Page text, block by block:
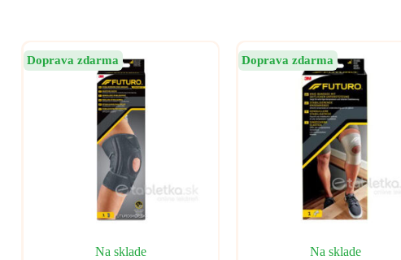
Doprava zdarma
Na sklade
Doprava zdarma
Na sklade